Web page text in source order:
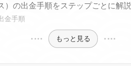
）の出金手順をステップごとに解説
金手順
もっと見る